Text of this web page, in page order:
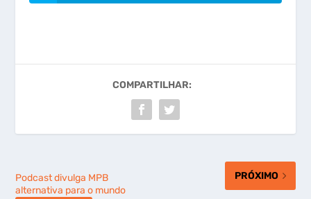
COMPARTILHAR:
Podcast divulga MPB
alternativa para o mundo
PRÓXIMO